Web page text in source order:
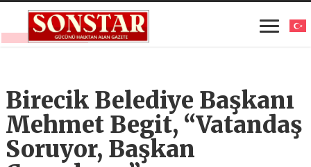
Birecik Belediye Başkanı
Mehmet Begit, “Vatandaş
Soruyor, Başkan